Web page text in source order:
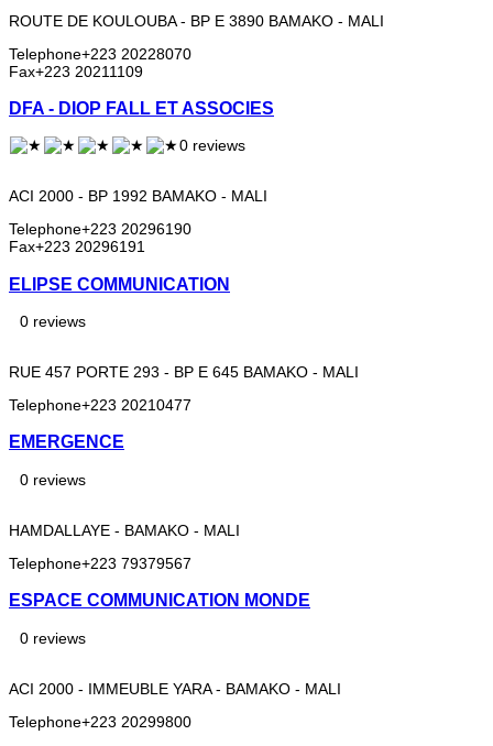
ROUTE DE KOULOUBA - BP E 3890 BAMAKO - MALI
Telephone+223 20228070
Fax+223 20211109
DFA - DIOP FALL ET ASSOCIES
0 reviews
ACI 2000 - BP 1992 BAMAKO - MALI
Telephone+223 20296190
Fax+223 20296191
ELIPSE COMMUNICATION
0 reviews
RUE 457 PORTE 293 - BP E 645 BAMAKO - MALI
Telephone+223 20210477
EMERGENCE
0 reviews
HAMDALLAYE - BAMAKO - MALI
Telephone+223 79379567
ESPACE COMMUNICATION MONDE
0 reviews
ACI 2000 - IMMEUBLE YARA - BAMAKO - MALI
Telephone+223 20299800